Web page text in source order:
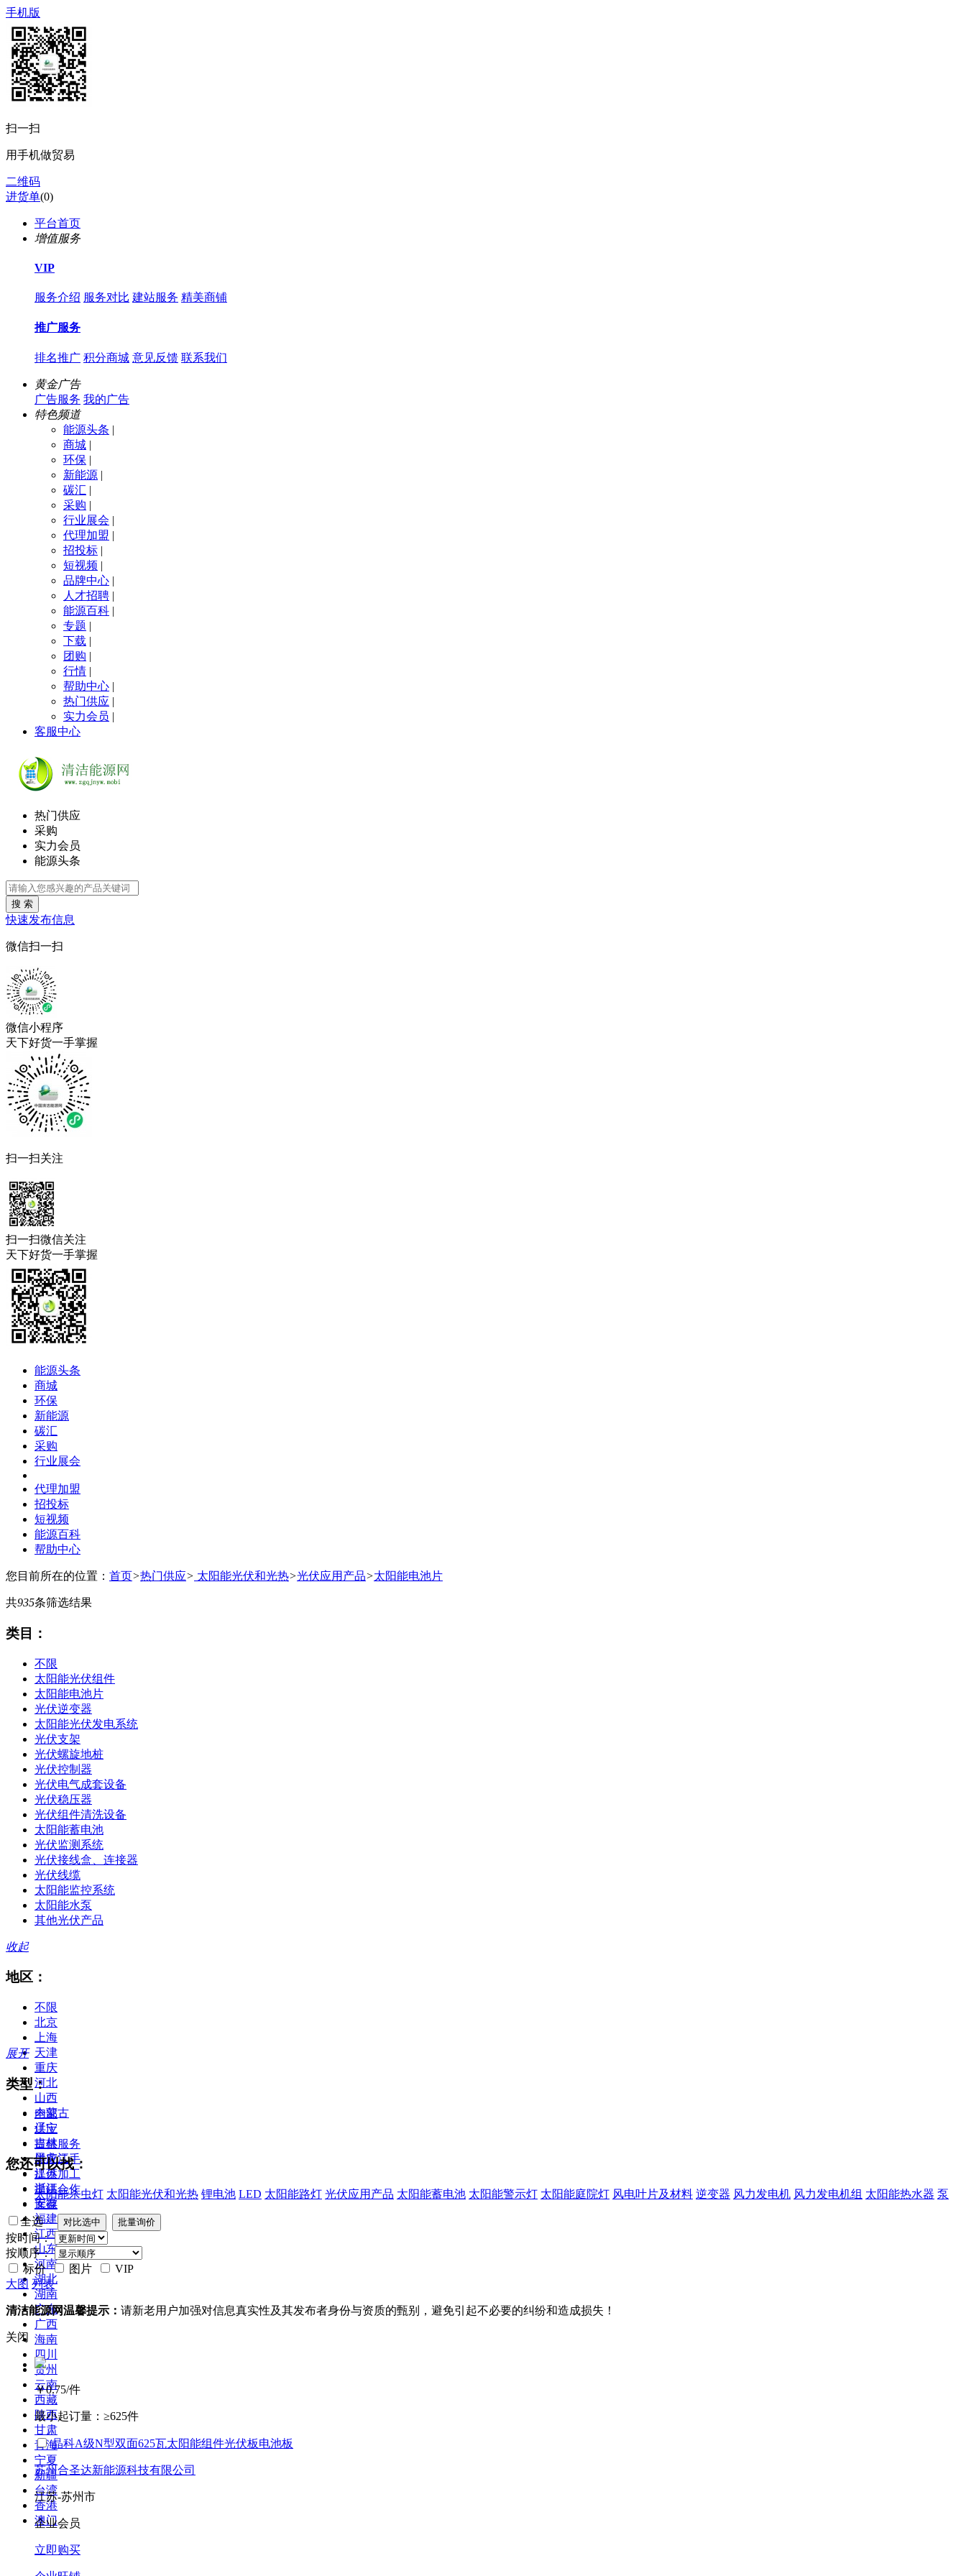
手机版
扫一扫
用手机做贸易
二维码
进货单(0)
平台首页
增值服务
VIP
服务介绍 服务对比 建站服务 精美商铺
推广服务
排名推广 积分商城 意见反馈 联系我们
黄金广告
广告服务 我的广告
特色频道
能源头条 |
商城 |
环保 |
新能源 |
碳汇 |
采购 |
行业展会 |
代理加盟 |
招投标 |
短视频 |
品牌中心 |
人才招聘 |
能源百科 |
专题 |
下载 |
团购 |
行情 |
帮助中心 |
热门供应 |
实力会员 |
客服中心
热门供应
采购
实力会员
能源头条
搜 索
快速发布信息
微信扫一扫
微信小程序
天下好货一手掌握
扫一扫关注
扫一扫微信关注
天下好货一手掌握
能源头条
商城
环保
新能源
碳汇
采购
行业展会
代理加盟
招投标
短视频
能源百科
帮助中心
您目前所在的位置： 首页>热门供应> 太阳能光伏和光热>光伏应用产品>太阳能电池片
共935条筛选结果
类目：
不限
太阳能光伏组件
太阳能电池片
光伏逆变器
太阳能光伏发电系统
光伏支架
光伏螺旋地桩
光伏控制器
光伏电气成套设备
光伏稳压器
光伏组件清洗设备
太阳能蓄电池
光伏监测系统
光伏接线盒、连接器
光伏线缆
太阳能监控系统
太阳能水泵
其他光伏产品
收起
地区：
不限
北京
上海
天津
重庆
河北
山西
内蒙古
辽宁
吉林
黑龙江
江苏
浙江
安徽
福建
江西
山东
河南
湖北
湖南
广东
广西
海南
四川
贵州
云南
西藏
陕西
甘肃
青海
宁夏
新疆
台湾
香港
澳门
展开
类型：
全部
供应
提供服务
供应二手
提供加工
提供合作
库存
您还可以找：
太阳能杀虫灯 太阳能光伏和光热 锂电池 LED 太阳能路灯 光伏应用产品 太阳能蓄电池 太阳能警示灯 太阳能庭院灯 风电叶片及材料 逆变器 风力发电机 风力发电机组 太阳能热水器 泵
全选
按时间：
按顺序：
标价
图片
VIP
大图 列表
清洁能源网温馨提示： 请新老用户加强对信息真实性及其发布者身份与资质的甄别，避免引起不必要的纠纷和造成损失！
关闭
￥0.75/件
最小起订量： ≥625件
晶科A级N型双面625瓦太阳能组件光伏板电池板
苏州合圣达新能源科技有限公司
江苏-苏州市
企业会员
立即购买